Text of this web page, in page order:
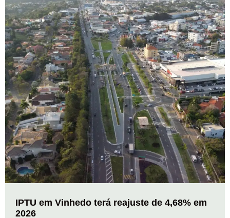
IPTU em Vinhedo terá reajuste de 4,68% em
2026